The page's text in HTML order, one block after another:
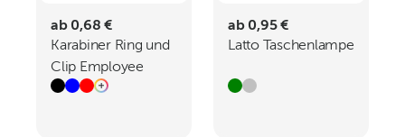
ab 0,68 €
Karabiner Ring und
Clip Employee
ab 0,95 €
Latto Taschenlampe